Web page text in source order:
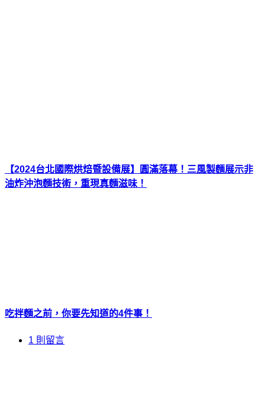
【2024台北國際烘焙暨設備展】圓滿落幕！三風製麵展示非
油炸沖泡麵技術，重現真麵滋味！
吃拌麵之前，你要先知道的4件事！
1 則留言